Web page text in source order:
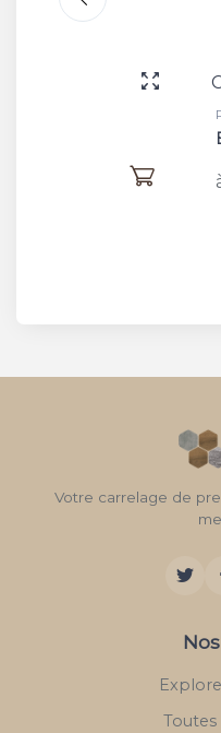
Choix des
RAGNO -
BATT
à partir de
Votre carrelage de